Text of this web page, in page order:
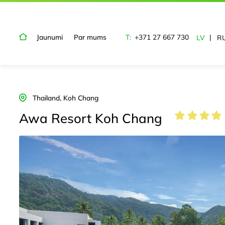
Jaunumi Par mums T: +371 27 667 730 LV
Thailand, Koh Chang
Awa Resort Koh Chang